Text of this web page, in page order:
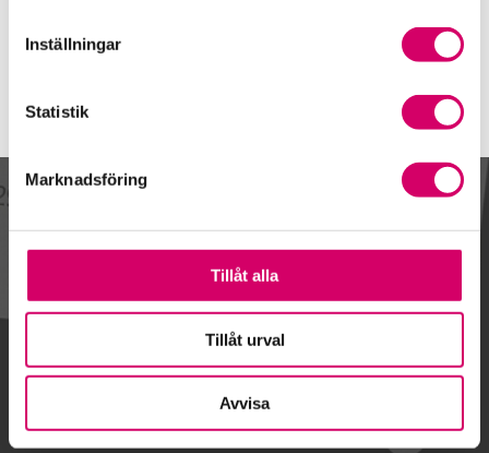
Inställningar
Statistik
Marknadsföring
Tillåt alla
Tillåt urval
Avvisa
Lägg till i kalender